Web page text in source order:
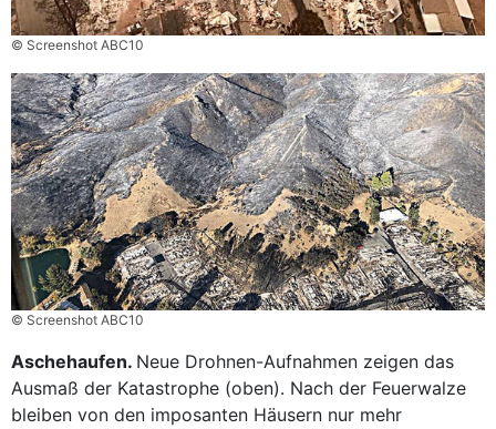
© Screenshot ABC10
© Screenshot ABC10
Aschehaufen. Neue Drohnen-Aufnahmen zeigen das
Ausmaß der Katastrophe (oben). Nach der Feuerwalze
bleiben von den imposanten Häusern nur mehr